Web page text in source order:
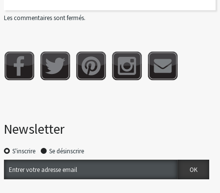
Les commentaires sont fermés.
Newsletter
S'inscrire Se désinscrire